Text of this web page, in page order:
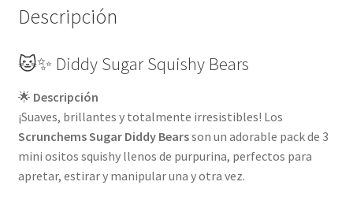
Descripción
🐱✨ Diddy Sugar Squishy Bears
🌟 Descripción
¡Suaves, brillantes y totalmente irresistibles! Los
Scrunchems Sugar Diddy Bearsson un adorable pack de 3
mini ositos squishy llenos de purpurina, perfectos para
apretar, estirar y manipular una y otra vez.